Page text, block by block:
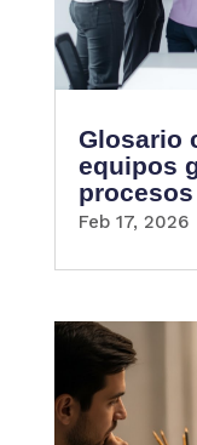
Glosario
equipos
procesos
Feb 17, 2026